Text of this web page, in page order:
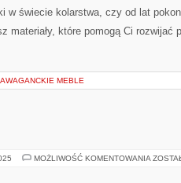
w świecie kolarstwa, czy od lat
materiały, które pomogą Ci rozwijać
MEBLE
MOŻLIWOŚĆ KOMENTOWANIA ROSJA